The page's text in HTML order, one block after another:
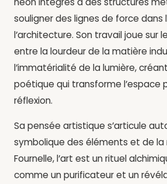
souligner des lignes de force
l’architecture. Son travail joue sur
entre la lourdeur de la matière
l’immatérialité de la lumière,
poétique qui transforme l’espace
réflexion.
Sa pensée artistique s’articule
symbolique des éléments et de la
Fournelle, l’art est un rituel
comme un purificateur et un